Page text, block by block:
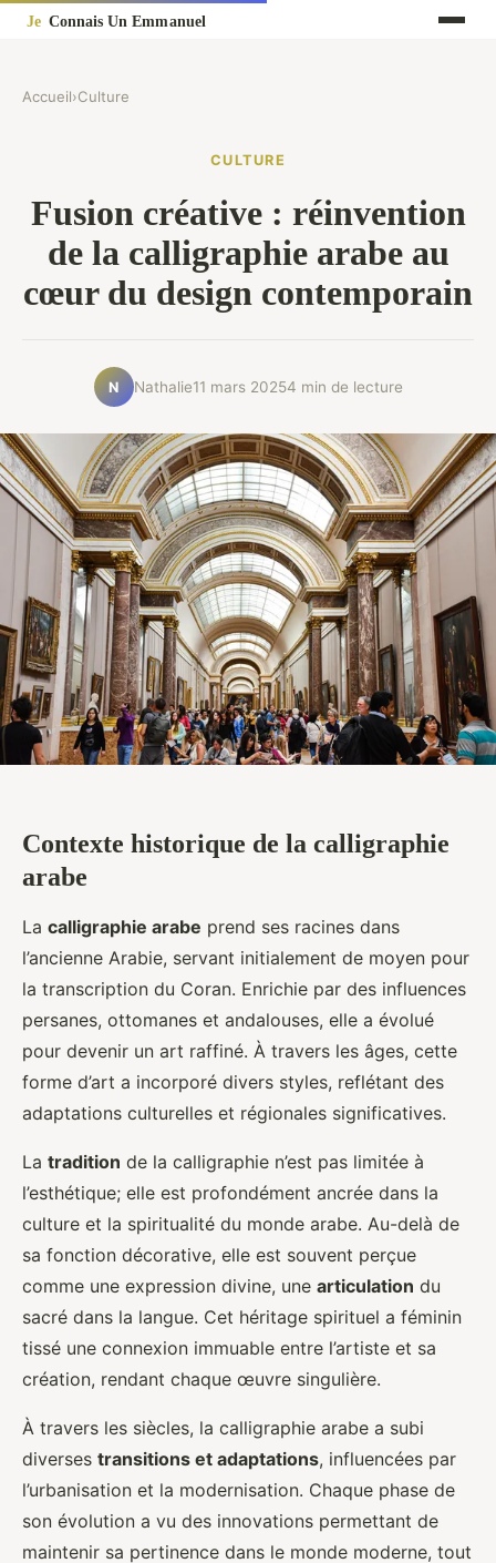
Accueil›Culture
CULTURE
Fusion créative : réinvention
de la calligraphie arabe au
cœur du design contemporain
N Nathalie11 mars 20254 min de lecture
Contexte historique de la calligraphie
arabe
La calligraphie arabe prend ses racines dans
l’ancienne Arabie, servant initialement de moyen pour
la transcription du Coran. Enrichie par des influences
persanes, ottomanes et andalouses, elle a évolué
pour devenir un art raffiné. À travers les âges, cette
forme d’art a incorporé divers styles, reflétant des
adaptations culturelles et régionales significatives.
La tradition de la calligraphie n’est pas limitée à
l’esthétique; elle est profondément ancrée dans la
culture et la spiritualité du monde arabe. Au-delà de
sa fonction décorative, elle est souvent perçue
comme une expression divine, une articulation du
sacré dans la langue. Cet héritage spirituel a féminin
tissé une connexion immuable entre l’artiste et sa
création, rendant chaque œuvre singulière.
À travers les siècles, la calligraphie arabe a subi
diverses transitions et adaptations, influencées par
l’urbanisation et la modernisation. Chaque phase de
son évolution a vu des innovations permettant de
maintenir sa pertinence dans le monde moderne, tout